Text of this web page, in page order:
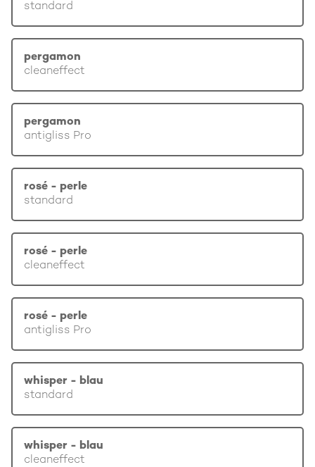
standard
pergamon
cleaneffect
pergamon
antigliss Pro
rosé - perle
standard
rosé - perle
cleaneffect
rosé - perle
antigliss Pro
whisper - blau
standard
whisper - blau
cleaneffect